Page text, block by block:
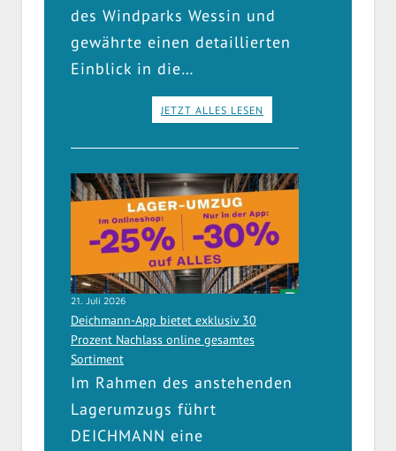
des Windparks Wessin und
gewährte einen detaillierten
Einblick in die…
JETZT ALLES LESEN
21. Juli 2026
Deichmann-App bietet exklusiv 30
Prozent Nachlass online gesamtes
Sortiment
Im Rahmen des anstehenden
Lagerumzugs führt
DEICHMANN eine